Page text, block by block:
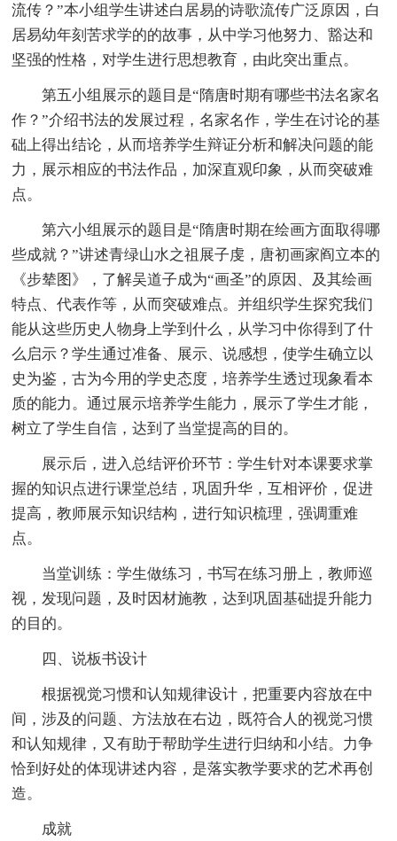
流传？”本小组学生讲述白居易的诗歌流传广泛原因，白
居易幼年刻苦求学的的故事，从中学习他努力、豁达和
坚强的性格，对学生进行思想教育，由此突出重点。
第五小组展示的题目是“隋唐时期有哪些书法名家名
作？”介绍书法的发展过程，名家名作，学生在讨论的基
础上得出结论，从而培养学生辩证分析和解决问题的能
力，展示相应的书法作品，加深直观印象，从而突破难
点。
第六小组展示的题目是“隋唐时期在绘画方面取得哪
些成就？”讲述青绿山水之祖展子虔，唐初画家阎立本的
《步辇图》，了解吴道子成为“画圣”的原因、及其绘画
特点、代表作等，从而突破难点。并组织学生探究我们
能从这些历史人物身上学到什么，从学习中你得到了什
么启示？学生通过准备、展示、说感想，使学生确立以
史为鉴，古为今用的学史态度，培养学生透过现象看本
质的能力。通过展示培养学生能力，展示了学生才能，
树立了学生自信，达到了当堂提高的目的。
展示后，进入总结评价环节：学生针对本课要求掌
握的知识点进行课堂总结，巩固升华，互相评价，促进
提高，教师展示知识结构，进行知识梳理，强调重难
点。
当堂训练：学生做练习，书写在练习册上，教师巡
视，发现问题，及时因材施教，达到巩固基础提升能力
的目的。
四、说板书设计
根据视觉习惯和认知规律设计，把重要内容放在中
间，涉及的问题、方法放在右边，既符合人的视觉习惯
和认知规律，又有助于帮助学生进行归纳和小结。力争
恰到好处的体现讲述内容，是落实教学要求的艺术再创
造。
成就